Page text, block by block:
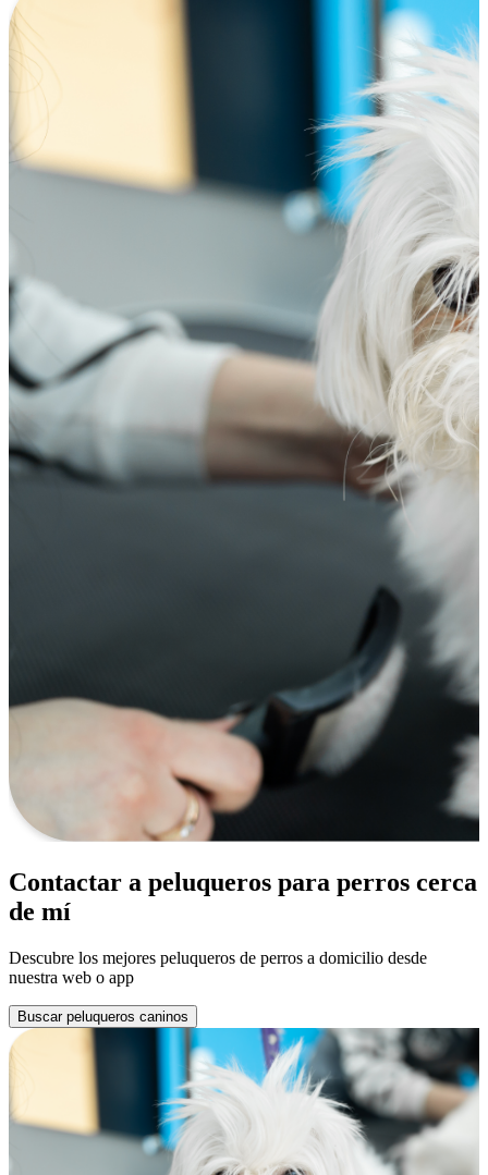
Contactar a peluqueros para perros cerca
de mí
Descubre los mejores peluqueros de perros a domicilio desde
nuestra web o app
Buscar peluqueros caninos